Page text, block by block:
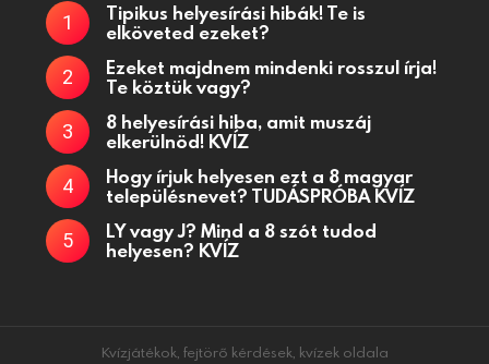
Tipikus helyesírási hibák! Te is
elköveted ezeket?
Ezeket majdnem mindenki rosszul írja!
Te köztük vagy?
8 helyesírási hiba, amit muszáj
elkerülnöd! KVÍZ
Hogy írjuk helyesen ezt a 8 magyar
településnevet? TUDÁSPRÓBA KVÍZ
LY vagy J? Mind a 8 szót tudod
helyesen? KVÍZ
Kvízjátékok, fejtörő kérdések, kvízek oldala